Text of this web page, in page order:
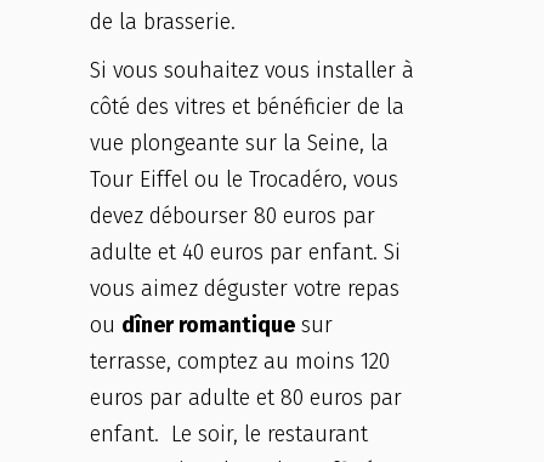
de la brasserie.
Si vous souhaitez vous installer à
côté des vitres et bénéficier de la
vue plongeante sur la Seine, la
Tour Eiffel ou le Trocadéro, vous
devez débourser 80 euros par
adulte et 40 euros par enfant. Si
vous aimez déguster votre repas
ou dîner romantique sur
terrasse, comptez au moins 120
euros par adulte et 80 euros par
enfant. Le soir, le restaurant